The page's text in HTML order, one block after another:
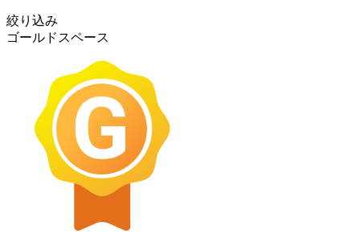
絞り込み
ゴールドスペース